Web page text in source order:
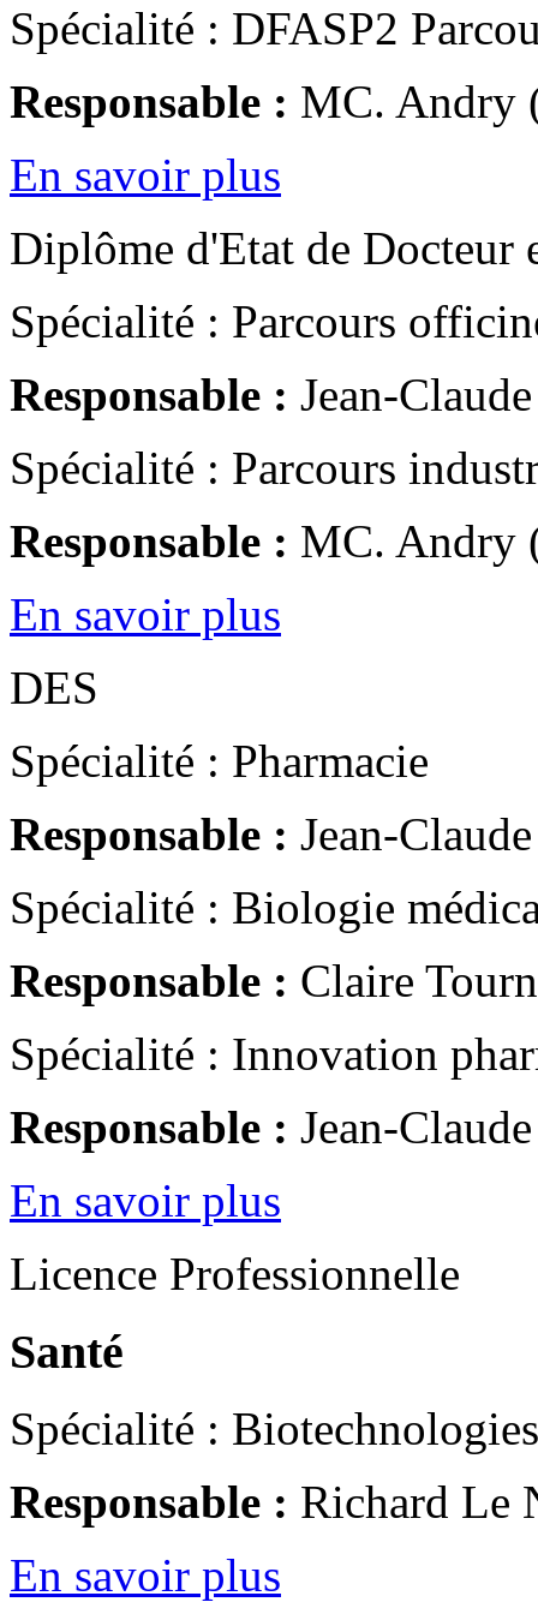
Spécialité : DFASP2
Responsable : MC. Andry
En savoir plus
Diplôme d'Etat de Docteur
Spécialité : Parcours
Responsable : Jean-
Spécialité : Parcours
Responsable : MC. Andry
En savoir plus
DES
Spécialité : Pharmacie
Responsable : Jean-
Spécialité : Biologie
Responsable : Claire
Spécialité : Innovation
Responsable : Jean-
En savoir plus
Licence Professionnelle
Santé
Spécialité :
Responsable : Richard Le
En savoir plus